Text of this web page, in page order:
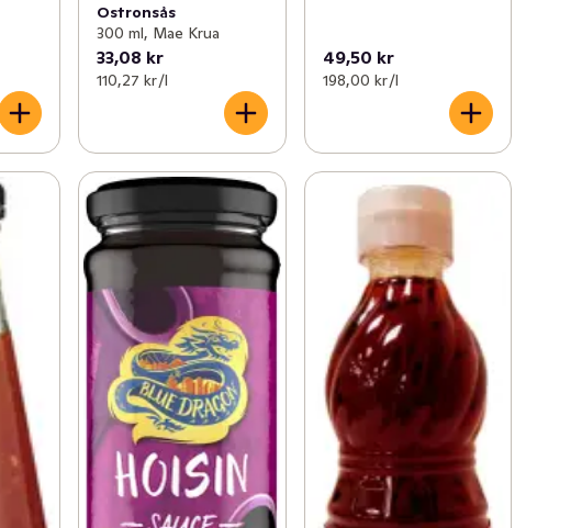
Ostronsås
300 ml, Mae Krua
33,08 kr
110,27 kr /l
49,50 kr
198,00 kr /l